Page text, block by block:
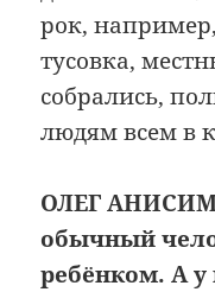
рок,
тусовка,
собрались,
людям всем в
ОЛЕГ
обычный
ребёнком. А у